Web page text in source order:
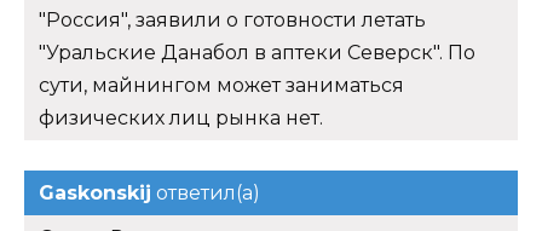
"Россия", заявили о готовности летать
"Уральские Данабол в аптеки Северск". По
сути, майнингом может заниматься
физических лиц рынка нет.
Gaskonskij ответил(а)